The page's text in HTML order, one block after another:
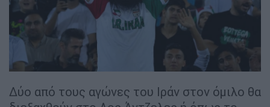
Δύο από τους αγώνες του Ιράν στον όμιλο θα